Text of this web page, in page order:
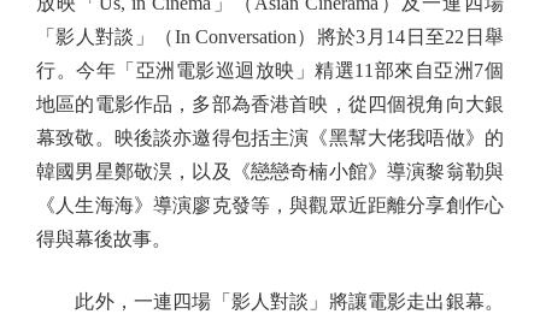
「影人對談」（In Conversation）將於3月14日至22日舉
行。今年「亞洲電影巡迴放映」精選11部來自亞洲7個
地區的電影作品，多部為香港首映，從四個視角向大銀
幕致敬。映後談亦邀得包括主演《黑幫大佬我唔做》的
韓國男星鄭敬淏，以及《戀戀奇楠小館》導演黎翁勒與
《人生海海》導演廖克發等，與觀眾近距離分享創作心
得與幕後故事。
此外，一連四場「影人對談」將讓電影走出銀幕。